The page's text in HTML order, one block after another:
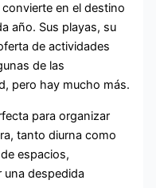
en el destino
año. Sus playas, su
de actividades
de las
pero hay mucho más.
para organizar
tanto diurna como
espacios,
una despedida